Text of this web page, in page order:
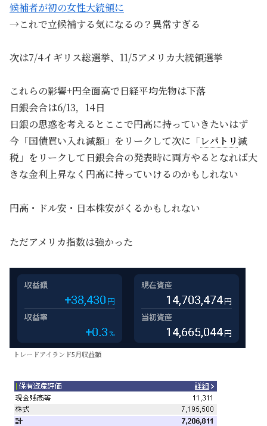
候補者が初の女性大統領に
→これで立候補する気になるの？異常すぎる
次は7/4イギリス総選挙、11/5アメリカ大統領選挙
これらの影響+円全面高で日経平均先物は下落
日銀会合は6/13，14日
日銀の思惑を考えるとここで円高に持っていきたいはず
今「国債買い入れ減額」をリークして次に「レパトリ減
税」をリークして日銀会合の発表時に両方やるとなれば大
きな金利上昇なく円高に持っていけるのかもしれない
円高・ドル安・日本株安がくるかもしれない
ただアメリカ指数は強かった
トレードアイランド5月収益額